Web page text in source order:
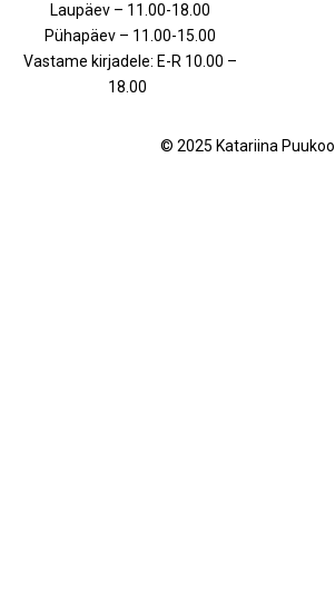
Laupäev – 11.00-18.00
Pühapäev – 11.00-15.00
Vastame kirjadele: E-R 10.00 –
18.00
© 2025 Katariina Puukool